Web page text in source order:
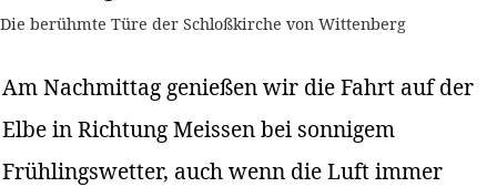
Die berühmte Türe der Schloßkirche von Wittenberg
Am Nachmittag genießen wir die Fahrt auf der
Elbe in Richtung Meissen bei sonnigem
Frühlingswetter, auch wenn die Luft immer